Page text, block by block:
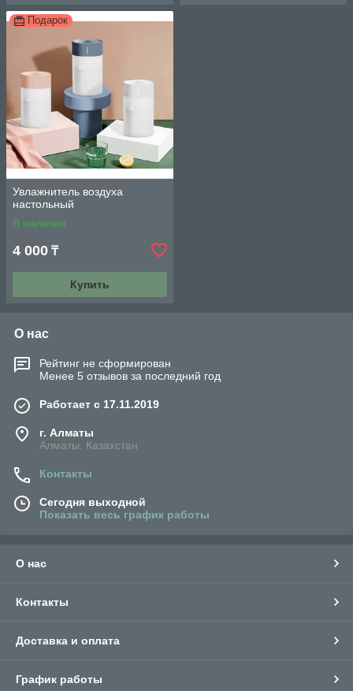
Подарок
Увлажнитель воздуха
настольный
В наличии
4 000 ₸
Купить
О нас
Рейтинг не сформирован
Менее 5 отзывов за последний год
Работает с 17.11.2019
г. Алматы
Алматы, Казахстан
Контакты
Сегодня выходной
Показать весь график работы
О нас
Контакты
Доставка и оплата
График работы